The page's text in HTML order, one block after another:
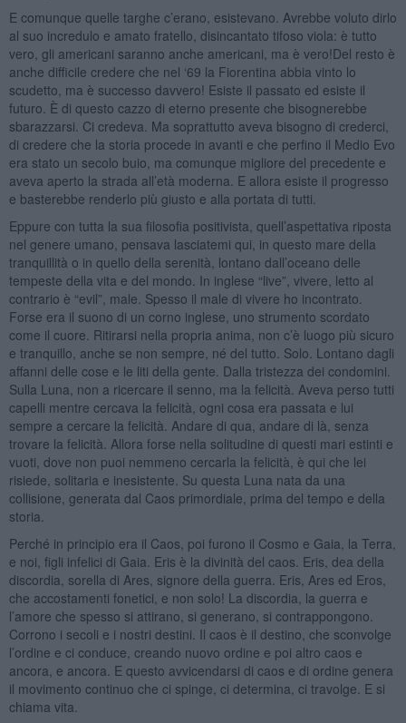
E comunque quelle targhe c’erano, esistevano. Avrebbe voluto dirlo
al suo incredulo e amato fratello, disincantato tifoso viola: è tutto
vero, gli americani saranno anche americani, ma è vero!Del resto è
anche difficile credere che nel ‘69 la Fiorentina abbia vinto lo
scudetto, ma è successo davvero! Esiste il passato ed esiste il
futuro. È di questo cazzo di eterno presente che bisognerebbe
sbarazzarsi. Ci credeva. Ma soprattutto aveva bisogno di crederci,
di credere che la storia procede in avanti e che perfino il Medio Evo
era stato un secolo buio, ma comunque migliore del precedente e
aveva aperto la strada all’età moderna. E allora esiste il progresso
e basterebbe renderlo più giusto e alla portata di tutti.
Eppure con tutta la sua filosofia positivista, quell’aspettativa riposta
nel genere umano, pensava lasciatemi qui, in questo mare della
tranquillità o in quello della serenità, lontano dall’oceano delle
tempeste della vita e del mondo. In inglese “live”, vivere, letto al
contrario è “evil”, male. Spesso il male di vivere ho incontrato.
Forse era il suono di un corno inglese, uno strumento scordato
come il cuore. Ritirarsi nella propria anima, non c’è luogo più sicuro
e tranquillo, anche se non sempre, né del tutto. Solo. Lontano dagli
affanni delle cose e le liti della gente. Dalla tristezza dei condomini.
Sulla Luna, non a ricercare il senno, ma la felicità. Aveva perso tutti
capelli mentre cercava la felicità, ogni cosa era passata e lui
sempre a cercare la felicità. Andare di qua, andare di là, senza
trovare la felicità. Allora forse nella solitudine di questi mari estinti e
vuoti, dove non puoi nemmeno cercarla la felicità, è qui che lei
risiede, solitaria e inesistente. Su questa Luna nata da una
collisione, generata dal Caos primordiale, prima del tempo e della
storia.
Perché in principio era il Caos, poi furono il Cosmo e Gaia, la Terra,
e noi, figli infelici di Gaia. Eris è la divinità del caos. Eris, dea della
discordia, sorella di Ares, signore della guerra. Eris, Ares ed Eros,
che accostamenti fonetici, e non solo! La discordia, la guerra e
l’amore che spesso si attirano, si generano, si contrappongono.
Corrono i secoli e i nostri destini. Il caos è il destino, che sconvolge
l’ordine e ci conduce, creando nuovo ordine e poi altro caos e
ancora, e ancora. E questo avvicendarsi di caos e di ordine genera
il movimento continuo che ci spinge, ci determina, ci travolge. E si
chiama vita.